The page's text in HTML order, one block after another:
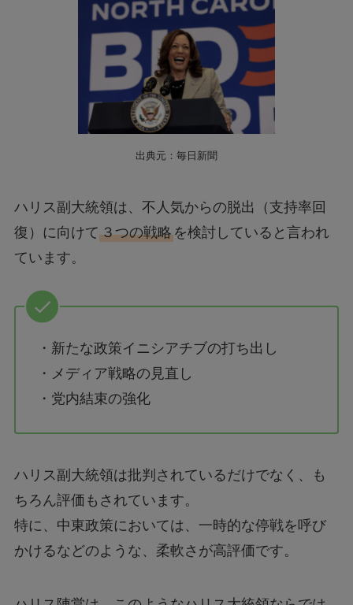
出典元：毎日新聞
ハリス副大統領は、不人気からの脱出（支持率回
復）に向けて３つの戦略を検討していると言われ
ています。
・新たな政策イニシアチブの打ち出し
・メディア戦略の見直し
・党内結束の強化
ハリス副大統領は批判されているだけでなく、も
ちろん評価もされています。
特に、中東政策においては、一時的な停戦を呼び
かけるなどのような、柔軟さが高評価です。